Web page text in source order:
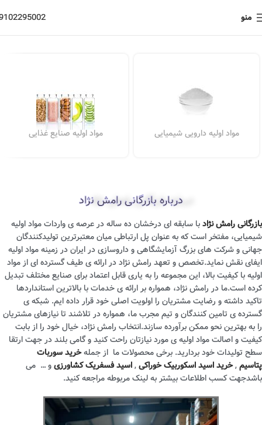
منو
مواد اولیه دارویی شیمیایی مواد اولیه صنایع غذایی
درباره بازرگانی رامش نژاد
بازرگانی رامش نژادبا سابقه ای درخشان ده ساله در عرصه ی واردات مواد اولیه
شیمیایی، مفتخر است که به عنوان پل ارتباطی میان معتبرترین تولیدکنندگان
جهانی و شرکت های بزرگ آزمایشگاهی و داروسازی در ایران در زمینه مواد اولیه
ایفای نقش نماید.تخصص و تعهد رامش نژاد در ارائه ی طیف گسترده ای از مواد
اولیه با کیفیت بالا، این مجموعه را به یاری قابل اعتماد برای صنایع مختلف تبدیل
کرده است.ما در رامش نژاد، همواره بر ارائه ی خدمات با بالاترین استانداردها
تاکید داشته و رضایت مشتریان را اولویت اصلی خود قرار داده ایم. شبکه ی
گسترده ی تامین کنندگان و تیم مجرب ما، همواره در تلاشند تا نیازهای مشتریان
را به بهترین نحو ممکن برآورده سازند.انتخاب رامش نژاد، خیال خود را از بابت
کیفیت و اصالت مواد اولیه ی مورد نیازتان راحت کنید و گامی بلند در جهت ارتقا
سطح تولیدات خود بردارید. برخی محصولات ما از جملهخرید سوربات
پتاسیم,خرید اسید اسکوربیک خوراکی,اسید فسفریک کشاورزیو … می
باشدجهت کسب اطلاعات بیشتر به لینک مربوطه مراجعه کنید.